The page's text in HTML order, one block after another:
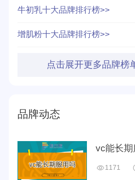
榜
2022年胡润品牌
榜
食品行业百强榜
牛初乳十大品牌排行榜>>
增肌粉十大品牌排行榜>>
点击展开更多品牌榜
品牌动态
vc能长
1171